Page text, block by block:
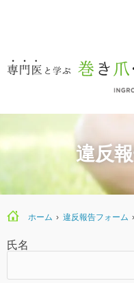
シェア
違反
ホーム › 違反報告フォーム ›
氏名